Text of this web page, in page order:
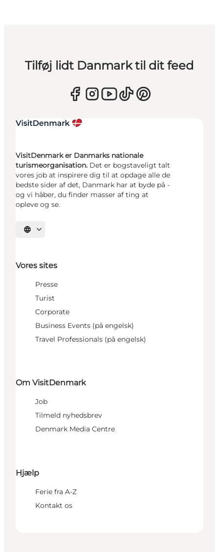
Tilføj lidt Danmark til dit feed
VisitDenmark er Danmarks nationale
turismeorganisation. Det er bogstaveligt talt
vores job at inspirere dig til at opdage alle de
bedste sider af det, Danmark har at byde på -
og vi håber, du finder masser af ting at
opleve og se.
Vælg sprog
Vores sites
Presse
Turist
Corporate
Business Events (på engelsk)
Travel Professionals (på engelsk)
Om VisitDenmark
Job
Tilmeld nyhedsbrev
Denmark Media Centre
Hjælp
Ferie fra A-Z
Kontakt os